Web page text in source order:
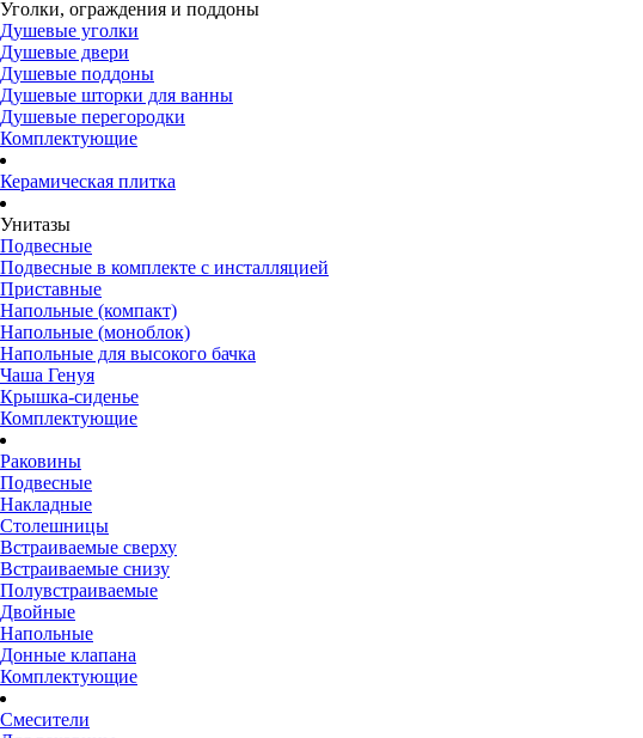
Уголки, ограждения и поддоны
Душевые уголки
Душевые двери
Душевые поддоны
Душевые шторки для ванны
Душевые перегородки
Комплектующие
Керамическая плитка
Унитазы
Подвесные
Подвесные в комплекте с инсталляцией
Приставные
Напольные (компакт)
Напольные (моноблок)
Напольные для высокого бачка
Чаша Генуя
Крышка-сиденье
Комплектующие
Раковины
Подвесные
Накладные
Столешницы
Встраиваемые сверху
Встраиваемые снизу
Полувстраиваемые
Двойные
Напольные
Донные клапана
Комплектующие
Смесители